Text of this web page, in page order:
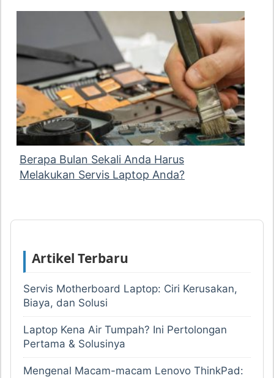
Berapa Bulan Sekali Anda Harus
Melakukan Servis Laptop Anda?
Artikel Terbaru
Servis Motherboard Laptop: Ciri Kerusakan,
Biaya, dan Solusi
Laptop Kena Air Tumpah? Ini Pertolongan
Pertama & Solusinya
Mengenal Macam-macam Lenovo ThinkPad: